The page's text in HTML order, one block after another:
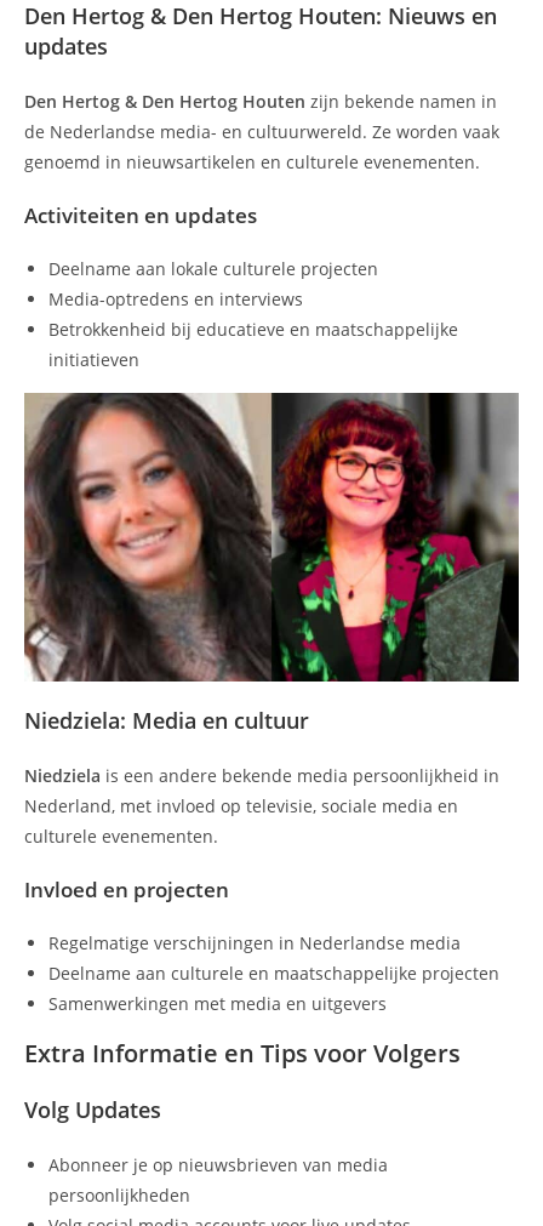
Den Hertog & Den Hertog Houten: Nieuws en
updates
Den Hertog & Den Hertog Houten zijn bekende namen in
de Nederlandse media- en cultuurwereld. Ze worden vaak
genoemd in nieuwsartikelen en culturele evenementen.
Activiteiten en updates
Deelname aan lokale culturele projecten
Media-optredens en interviews
Betrokkenheid bij educatieve en maatschappelijke
initiatieven
Niedziela: Media en cultuur
Niedziela is een andere bekende media persoonlijkheid in
Nederland, met invloed op televisie, sociale media en
culturele evenementen.
Invloed en projecten
Regelmatige verschijningen in Nederlandse media
Deelname aan culturele en maatschappelijke projecten
Samenwerkingen met media en uitgevers
Extra Informatie en Tips voor Volgers
Volg Updates
Abonneer je op nieuwsbrieven van media
persoonlijkheden